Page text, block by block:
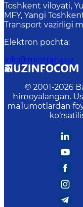
Toshkent viloyati,
MFY, Yangi
Transport vazirligi
Elektron pochta:
info@mintrans.uz
© 2001-2026
himoyalangan.
ma’lumotlardan